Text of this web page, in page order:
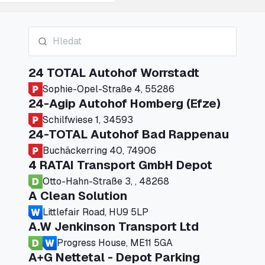
24 TOTAL Autohof Worrstadt
Sophie-Opel-Straße 4, 55286
24-Agip Autohof Homberg (Efze)
Schilfwiese 1, 34593
24-TOTAL Autohof Bad Rappenau
Buchäckerring 40, 74906
4 RATAI Transport GmbH Depot
Otto-Hahn-Straße 3, , 48268
A Clean Solution
Littlefair Road, HU9 5LP
A.W Jenkinson Transport Ltd
Progress House, ME11 5GA
A+G Nettetal - Depot Parking